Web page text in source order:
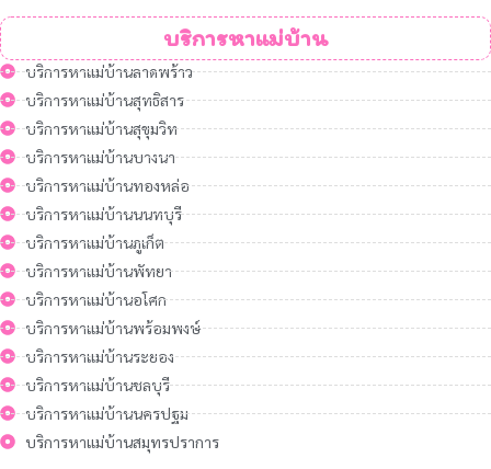
บริการหาแม่บ้าน
บริการหาแม่บ้านลาดพร้าว
บริการหาแม่บ้านสุทธิสาร
บริการหาแม่บ้านสุขุมวิท
บริการหาแม่บ้านบางนา
บริการหาแม่บ้านทองหล่อ
บริการหาแม่บ้านนนทบุรี
บริการหาแม่บ้านภูเก็ต
บริการหาแม่บ้านพัทยา
บริการหาแม่บ้านอโศก
บริการหาแม่บ้านพร้อมพงษ์
บริการหาแม่บ้านระยอง
บริการหาแม่บ้านชลบุรี
บริการหาแม่บ้านนครปฐม
บริการหาแม่บ้านสมุทรปราการ